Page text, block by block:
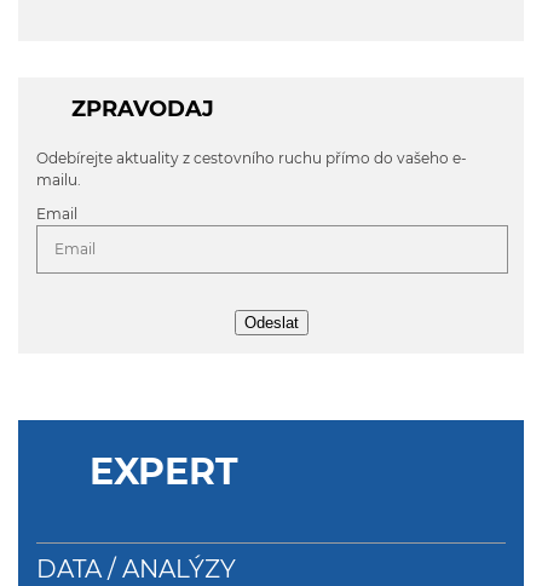
ZPRAVODAJ
Odebírejte aktuality z cestovního ruchu přímo do vašeho e-
mailu.
Email
Odeslat
EXPERT
DATA / ANALÝZY